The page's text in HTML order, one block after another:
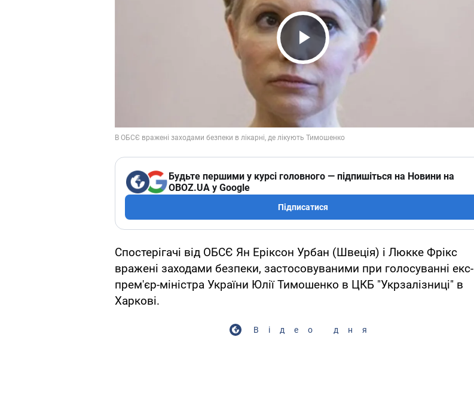
Play Video
Будьте першими у курсі головного — підпишіться на Новини на
OBOZ.UA у Google
Підписатися
Спостерігачі від ОБСЄ Ян Еріксон Урбан (Швеція) і Люкке Фрікс
вражені заходами безпеки, застосовуваними при голосуванні екс-
прем'єр-міністра України Юлії Тимошенко в ЦКБ "Укрзалізниці" в
Харкові.
Відео дня